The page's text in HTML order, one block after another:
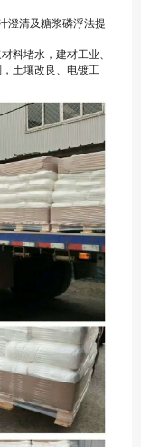
澄清及糖浆磷浮法提
料堵水，建材工业、
土壤改良、电镀工